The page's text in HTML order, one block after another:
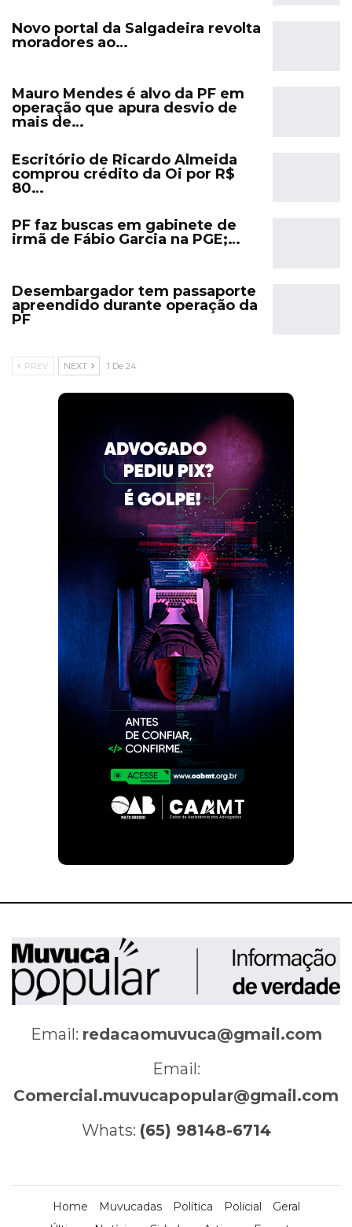
Novo portal da Salgadeira revolta
moradores ao…
Mauro Mendes é alvo da PF em
operação que apura desvio de
mais de…
Escritório de Ricardo Almeida
comprou crédito da Oi por R$
80…
PF faz buscas em gabinete de
irmã de Fábio Garcia na PGE;…
Desembargador tem passaporte
apreendido durante operação da
PF
PREV NEXT 1 De 24
Email: redacaomuvuca@gmail.com
Email:
Comercial.muvucapopular@gmail.com
Whats: (65) 98148-6714
Home Muvucadas Política Policial
Geral